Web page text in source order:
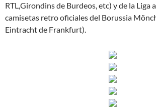
RTL,Girondins de Burdeos, etc) y de la Liga
camisetas retro oficiales del Borussia
Eintracht de Frankfurt).